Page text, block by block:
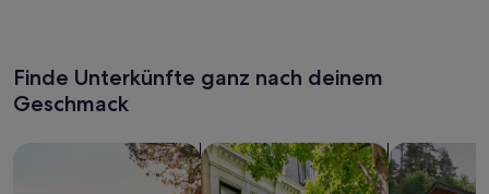
Finde Unterkünfte ganz nach deinem
Geschmack
Suche nach FerienhäusernSuche nach Ferienwohnungen oder
Suche nach